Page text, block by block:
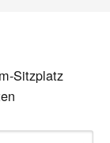
Sitzplatz